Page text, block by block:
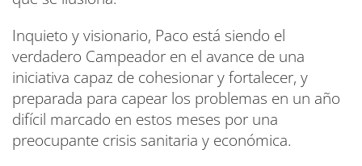
Inquieto y visionario, Paco está siendo el
verdadero Campeador en el avance de una
iniciativa capaz de cohesionar y fortalecer, y
preparada para capear los problemas en un año
difícil marcado en estos meses por una
preocupante crisis sanitaria y económica.